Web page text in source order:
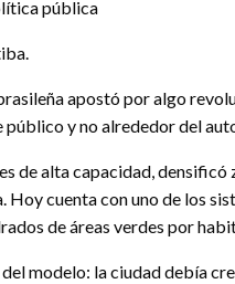
pública
apostó por algo
y no alrededor del
de alta capacidad,
cuenta con uno de los
de áreas verdes por
modelo: la ciudad debía